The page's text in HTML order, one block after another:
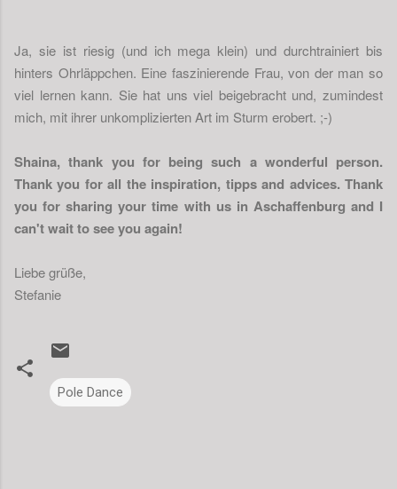
Ja, sie ist riesig (und ich mega klein) und durchtrainiert bis
hinters Ohrläppchen. Eine faszinierende Frau, von der man so
viel lernen kann. Sie hat uns viel beigebracht und, zumindest
mich, mit ihrer unkomplizierten Art im Sturm erobert. ;-)
Shaina, thank you for being such a wonderful person.
Thank you for all the inspiration, tipps and advices. Thank
you for sharing your time with us in Aschaffenburg and I
can't wait to see you again!
Liebe grüße,
Stefanie
Pole Dance